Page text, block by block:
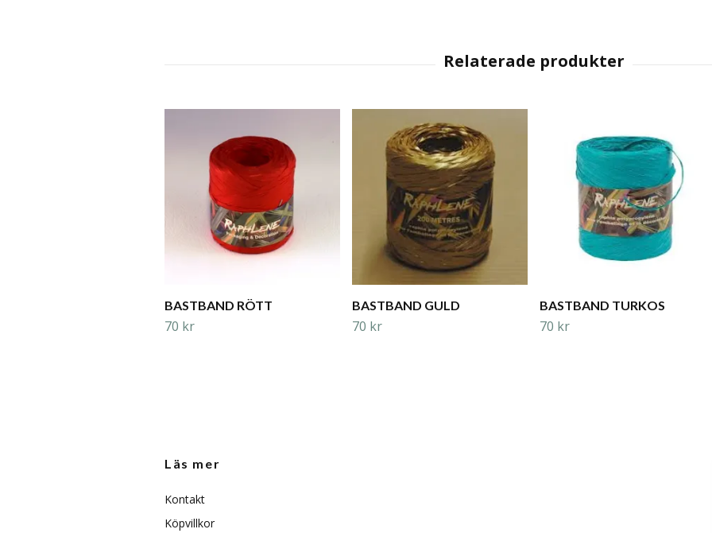
BASTBAND RÖTT
70 kr
BASTBAND GULD
70 kr
BASTBAND TURKOS
70 kr
Läs mer
Kontakt
Köpvillkor